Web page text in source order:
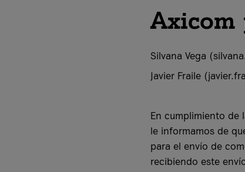
Axicom
Silvana Vega
Javier Fraile
En cumplimiento de
le informamos de
para el envío de
recibiendo este